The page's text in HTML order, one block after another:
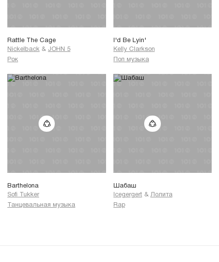
Rattle The Cage
Nickelback & JOHN 5
Рок
I'd Be Lyin'
Kelly Clarkson
Поп музыка
Barthelona
Sofi Tukker
Танцевальная музыка
Шабаш
Icegergert & Лолита
Rap